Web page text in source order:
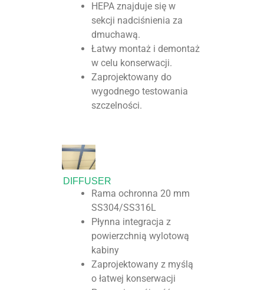
HEPA znajduje się w
sekcji nadciśnienia za
dmuchawą.
Łatwy montaż i demontaż
w celu konserwacji.
Zaprojektowany do
wygodnego testowania
szczelności.
DIFFUSER
Rama ochronna 20 mm
SS304/SS316L
Płynna integracja z
powierzchnią wylotową
kabiny
Zaprojektowany z myślą
o łatwej konserwacji